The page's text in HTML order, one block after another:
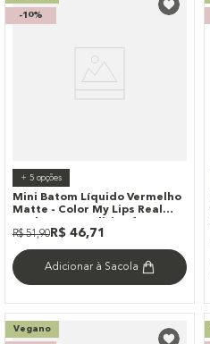
-10%
+ 5opções
Mini Batom Líquido Vermelho
Matte - Color My Lips Real
R$ 51,90R$ 46,71
Adicionar à Sacola
Vegano